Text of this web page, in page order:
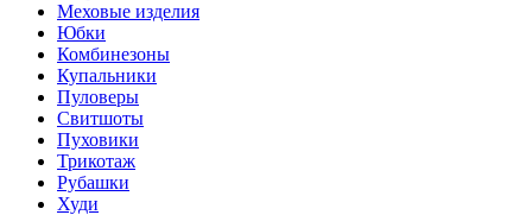
Меховые изделия
Юбки
Комбинезоны
Купальники
Пуловеры
Свитшоты
Пуховики
Трикотаж
Рубашки
Худи